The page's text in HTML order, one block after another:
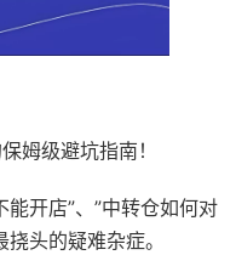
姆级避坑指南！
开店”、”中转仓如何对
头的疑难杂症。